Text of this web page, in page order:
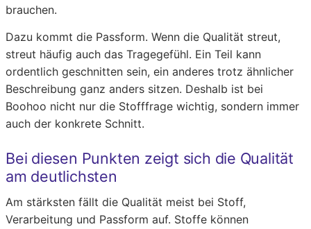
brauchen.
Dazu kommt die Passform. Wenn die Qualität streut,
streut häufig auch das Tragegefühl. Ein Teil kann
ordentlich geschnitten sein, ein anderes trotz ähnlicher
Beschreibung ganz anders sitzen. Deshalb ist bei
Boohoo nicht nur die Stofffrage wichtig, sondern immer
auch der konkrete Schnitt.
Bei diesen Punkten zeigt sich die Qualität
am deutlichsten
Am stärksten fällt die Qualität meist bei Stoff,
Verarbeitung und Passform auf. Stoffe können